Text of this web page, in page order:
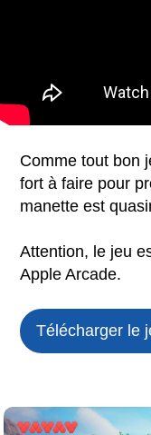
Comme tout bon
fort à faire pour
manette est
Attention, le jeu
Apple Arcade.
Télécharger le